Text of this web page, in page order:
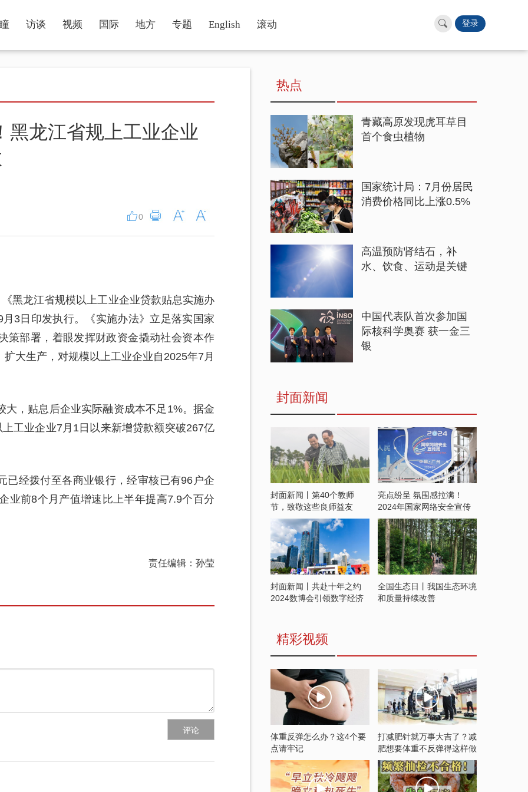
访谈 视频 国际 地方 专题 English 滚动 登录
黑龙江省规上工业企业
0
黑龙江省规模以上工业企业贷款贴息实施办
3日印发执行。《实施办法》立足落实国家
策部署，着眼发挥财政资金撬动社会资本作
大生产，对规模以上工业企业自2025年7月
，贴息后企业实际融资成本不足1%。据金
工业企业7月1日以来新增贷款额突破267亿
已经拨付至各商业银行，经审核已有96户企
业前8个月产值增速比上半年提高7.9个百分
责任编辑：孙莹
评论
热点
青藏高原发现虎耳草目
首个食虫植物
国家统计局：7月份居民
消费价格同比上涨0.5%
高温预防肾结石，补
水、饮食、运动是关键
中国代表队首次参加国
际核科学奥赛 获一金三
银
封面新闻
封面新闻丨第40个教师
节，致敬这些良师益友
亮点纷呈 氛围感拉满！
2024年国家网络安全宣传
周开启
封面新闻丨共赴十年之约
2024数博会引领数字经济
全国生态日丨我国生态环境
和质量持续改善
精彩视频
体重反弹怎么办？这4个要
点请牢记
打减肥针就万事大吉了？减
肥想要体重不反弹得这样做